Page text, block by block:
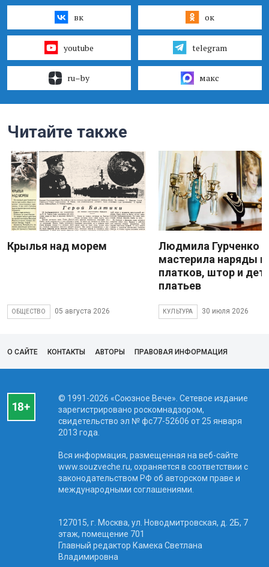
вк ок
youtube telegram
ru–by макс
Читайте также
Крылья над морем
ОБЩЕСТВО 05 августа 2026
Людмила Гурченко
мастерила наряды
платков, штор и
платьев
КУЛЬТУРА 30 июля 2026
О САЙТЕ КОНТАКТЫ АВТОРЫ ПРАВОВАЯ ИНФОРМАЦИЯ
© 1991-2026 «Союзное Вече». Сетевое издание
зарегистрировано роскомнадзором,
свидетельство эл № фc77-52606 от 25 января
2013 года.
Вся информация, размещенная на веб-сайте
www.souzveche.ru, охраняется в соответствии с
законодательством РФ об авторском праве и
международными соглашениями.
127015, г. Москва, ул. Новодмитровская, д. 2Б, 7
этаж, помещение 701
Главный редактор Камека Светлана
Владимировна